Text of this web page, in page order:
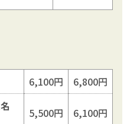
6,100円
6,800円
5,500円 6,100円